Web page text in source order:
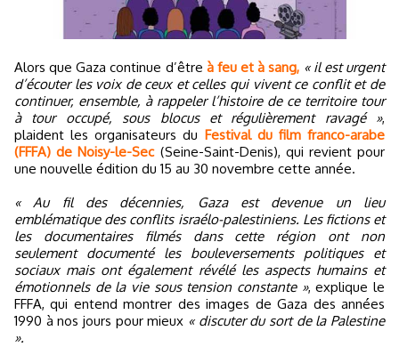
Alors que Gaza continue d’être à feu et à sang, « il est urgent
d’écouter les voix de ceux et celles qui vivent ce conflit et de
continuer, ensemble, à rappeler l’histoire de ce territoire tour
à tour occupé, sous blocus et régulièrement ravagé »,
plaident les organisateurs du Festival du film franco-arabe
(FFFA) de Noisy-le-Sec(Seine-Saint-Denis), qui revient pour
une nouvelle édition du 15 au 30 novembre cette année.
« Au fil des décennies, Gaza est devenue un lieu
emblématique des conflits israélo-palestiniens. Les fictions et
les documentaires filmés dans cette région ont non
seulement documenté les bouleversements politiques et
sociaux mais ont également révélé les aspects humains et
émotionnels de la vie sous tension constante », explique le
FFFA, qui entend montrer des images de Gaza des années
1990 à nos jours pour mieux « discuter du sort de la Palestine
».